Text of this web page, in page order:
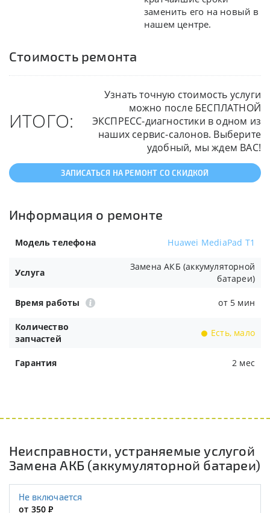
заменить его на новый в
нашем центре.
Стоимость ремонта
ИТОГО:
Узнать точную стоимость услуги
можно после БЕСПЛАТНОЙ
ЭКСПРЕСС-диагностики в одном из
наших сервис-салонов. Выберите
удобный, мы ждем ВАС!
ЗАПИСАТЬСЯ НА РЕМОНТ СО СКИДКОЙ
Информация о ремонте
Модель телефона Huawei MediaPad T1
Услуга
Замена АКБ (аккумуляторной
батареи)
Время работы от 5 мин
Количество
запчастей
Есть, мало
Гарантия 2 мес
Неисправности, устраняемые услугой
Замена АКБ (аккумуляторной батареи)
Не включается
от 350Р